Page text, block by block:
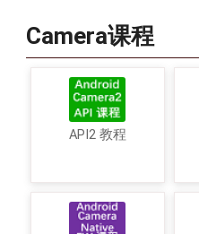
Camera课程
API2 教程